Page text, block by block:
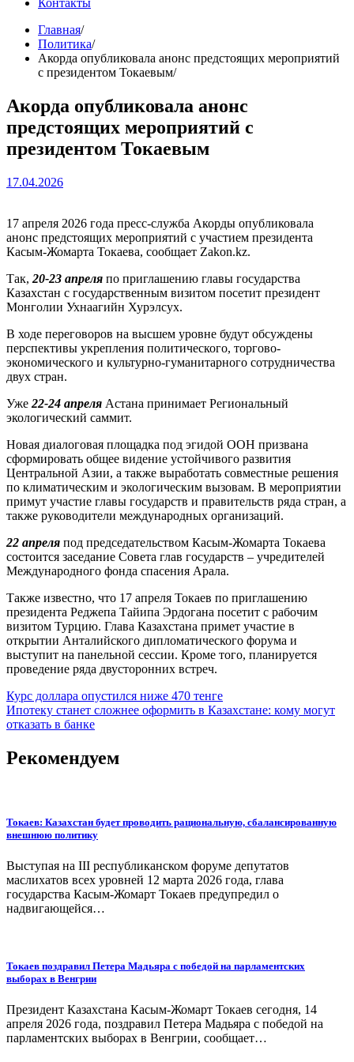
Контакты
Главная
Политика
Акорда опубликовала анонс предстоящих мероприятий
с президентом Токаевым
Акорда опубликовала анонс
предстоящих мероприятий с
президентом Токаевым
17.04.2026
17 апреля 2026 года пресс-служба Акорды опубликовала
анонс предстоящих мероприятий с участием президента
Касым-Жомарта Токаева, сообщает Zakon.kz.
Так, 20-23 апреля по приглашению главы государства
Казахстан с государственным визитом посетит президент
Монголии Ухнаагийн Хурэлсух.
В ходе переговоров на высшем уровне будут обсуждены
перспективы укрепления политического, торгово-
экономического и культурно-гуманитарного сотрудничества
двух стран.
Уже 22-24 апреля Астана принимает Региональный
экологический саммит.
Новая диалоговая площадка под эгидой ООН призвана
сформировать общее видение устойчивого развития
Центральной Азии, а также выработать совместные решения
по климатическим и экологическим вызовам. В мероприятии
примут участие главы государств и правительств ряда стран, а
также руководители международных организаций.
22 апреля под председательством Касым-Жомарта Токаева
состоится заседание Совета глав государств – учредителей
Международного фонда спасения Арала.
Также известно, что 17 апреля Токаев по приглашению
президента Реджепа Тайипа Эрдогана посетит с рабочим
визитом Турцию. Глава Казахстана примет участие в
открытии Анталийского дипломатического форума и
выступит на панельной сессии. Кроме того, планируется
проведение ряда двусторонних встреч.
Навигация
по
Курс доллара опустился ниже 470 тенге
Ипотеку станет сложнее оформить в Казахстане: кому могут
отказать в банке
Рекомендуем
Токаев: Казахстан будет проводить рациональную, сбалансированную
внешнюю политику
Выступая на ІІІ республиканском форуме депутатов
маслихатов всех уровней 12 марта 2026 года, глава
государства Касым-Жомарт Токаев предупредил о
надвигающейся…
Токаев поздравил Петера Мадьяра с победой на парламентских
выборах в Венгрии
Президент Казахстана Касым-Жомарт Токаев сегодня, 14
апреля 2026 года, поздравил Петера Мадьяра с победой на
парламентских выборах в Венгрии, сообщает…